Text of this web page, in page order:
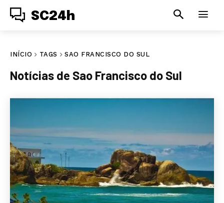
SC24h
INÍCIO TAGS SAO FRANCISCO DO SUL
Notícias de Sao Francisco do Sul